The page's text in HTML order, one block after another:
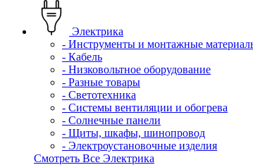
Электрика
- Инструменты и монтажные
- Кабель
- Низковольтное оборудование
- Разные товары
- Светотехника
- Системы вентиляции и обогрева
- Солнечные панели
- Щиты, шкафы, шинопровод
- Электроустановочные изделия
Смотреть Все Электрика